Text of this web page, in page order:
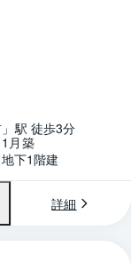
駅 徒歩3分
月築
下1階建
詳細